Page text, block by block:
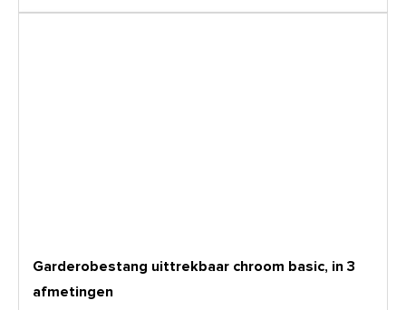
Garderobestang uittrekbaar chroom basic, in 3
afmetingen